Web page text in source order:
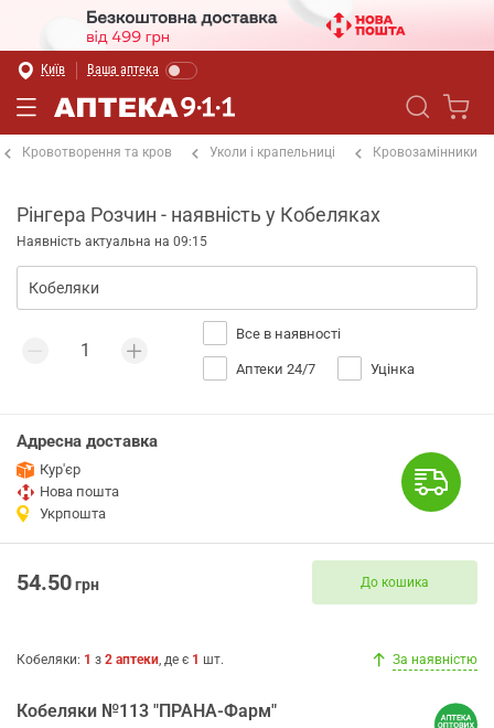
Київ Ваша аптека
Кровотворення та кров Уколи і крапельниці Кровозамінники
Рінгера Розчин - наявність у Кобеляках
Наявність актуальна на 09:15
Все в наявності
Аптеки 24/7 Уцінка
Адресна доставка
Кур'єр
Нова пошта
Укрпошта
54.50грн До кошика
Кобеляки: 1 з 2 аптеки, де є 1 шт. За наявністю
Кобеляки №113 "ПРАНА-Фарм"